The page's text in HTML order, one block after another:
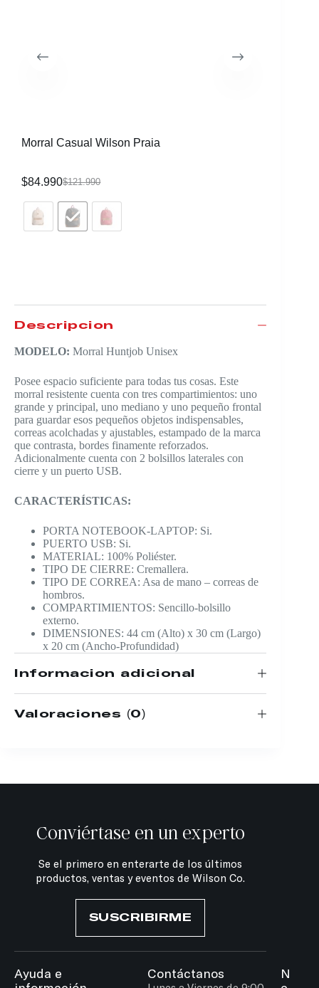
Morral Casual Wilson Praia
$121.990
$84.990
Descripción
MODELO: Morral Huntjob Unisex
Posee espacio suficiente para todas tus cosas. Este
morral resistente cuenta con tres compartimientos: uno
grande y principal, uno mediano y uno pequeño frontal
para guardar esos pequeños objetos indispensables,
correas acolchadas y ajustables, estampado de la marca
que contrasta, bordes finamente reforzados.
Adicionalmente cuenta con 2 bolsillos laterales con
cierre y un puerto USB.
CARACTERÍSTICAS:
PORTA NOTEBOOK-LAPTOP: Si.
PUERTO USB: Si.
MATERIAL: 100% Poliéster.
TIPO DE CIERRE: Cremallera.
TIPO DE CORREA: Asa de mano – correas de
hombros.
COMPARTIMIENTOS: Sencillo-bolsillo
externo.
DIMENSIONES: 44 cm (Alto) x 30 cm (Largo)
x 20 cm (Ancho-Profundidad)
Información adicional
Valoraciones (0)
Conviértase en un experto
Se el primero en enterarte de los últimos
productos, ventas y eventos de Wilson Co.
SUSCRIBIRME
Ayuda e
Contáctanos
N